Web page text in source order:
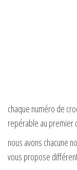
chaque numéro de
repérable au premier
nous avons chacune
vous propose